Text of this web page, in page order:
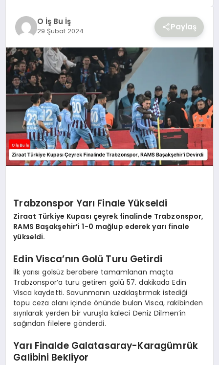
O İş Bu İş
29 Şubat 2024 Paylaş
Trabzonspor Yarı Finale Yükseldi
Ziraat Türkiye Kupası çeyrek finalinde Trabzonspor,
RAMS Başakşehir’i 1-0 mağlup ederek yarı finale
yükseldi.
Edin Visca’nın Golü Turu Getirdi
İlk yarısı golsüz berabere tamamlanan maçta
Trabzonspor’a turu getiren golü 57. dakikada Edin
Visca kaydetti. Savunmanın uzaklaştırmak istediği
topu ceza alanı içinde önünde bulan Visca, rakibinden
sıyrılarak yerden bir vuruşla kaleci Deniz Dilmen’in
sağından filelere gönderdi.
Yarı Finalde Galatasaray-Karagümrük
Galibini Bekliyor